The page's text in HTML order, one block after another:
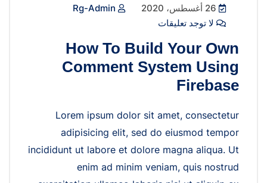
لا توجد تعليقات
How To Build Your Own
Comment System Using
Firebase
Lorem ipsum dolor sit amet, consectetur
adipisicing elit, sed do eiusmod tempor
incididunt ut labore et dolore magna aliqua. Ut
enim ad minim veniam, quis nostrud